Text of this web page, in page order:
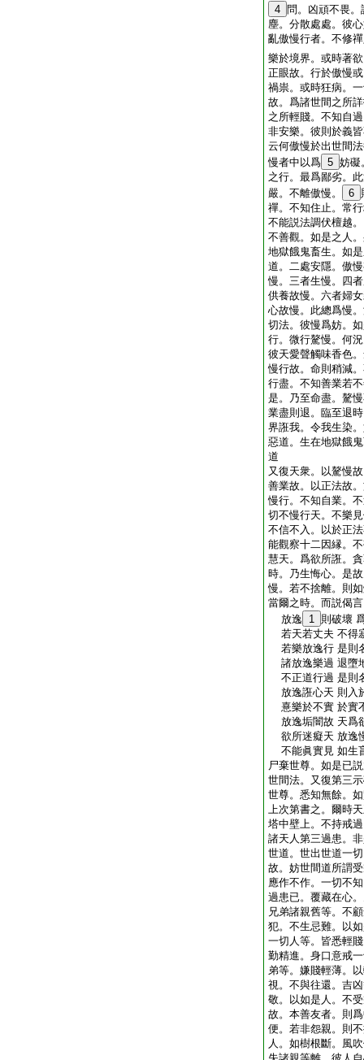
4 問。凶頑不畏
塵。分散處處。彼
亂傲慢行者。不修
樂於境界。或時著
正眼故。行於傲慢
禍祟。或時狂病。
故。爲諸世間之所
之所輕賤。不知自
非安樂。彼則於義
云何傲慢於出世間
慢者中以爲 5 妨礙
之行。最爲鄙劣。
嚴。不離傲慢。
6
禪。不知住止。常
不能説法調伏檀越
不善觀。如是之人
地獄餓鬼畜生。如
道。二處安隱。傲
慢。三者生慢。四
供養故慢。六者婦
心故慢。此總爲慢
切法。彼慢爲妨。
行。微行驁慢。何
彼天愛聲觸味香色
慢行故。命則稍減
行盡。不知善業若
是。乃至命盡。驁
業盡則退。臨至退
界誑我。令我生染
惡道。生在地獄餓
道
又復天衆。以驁慢
善業故。以正法故
慢行。不知自業。
切不慢行天。不樂
不信不入。以於正
能觀察十二因縁。
慧天。爲欲所誑。
時。乃生悔心。是
慢。若不捨離。則
當爾之時。而説偈言
放逸
1 則破壞
若天若丈夫 不得
若樂放逸行 是則
諸放逸樂過 退墮
不正道行過 是則
放逸誑心天 則入
憙樂於不實 於實
放逸垢闇故 天爲
欲所迷癡天 放逸
不能眞實見 如生
尸棄世尊。如是已
世間法。又復第三
世尊。悉知無餘。
上次第書之。爾時
塔中壁上。不持戒
諸天人第三過患。
世道。世出世道一
故。妨世間道所謂
應作不作。一切不
過患已。覆藏在心
兄弟諸親舊等。不
犯。不生忌難。以
一切人等。皆悉輕
勤精進。身口意戒
弟等。嫌賤輕薄。
視。不與往還。吉
敬。以如是人。不
故。本善友者。則
便。若非怨親。則
人。如樹根斷。風